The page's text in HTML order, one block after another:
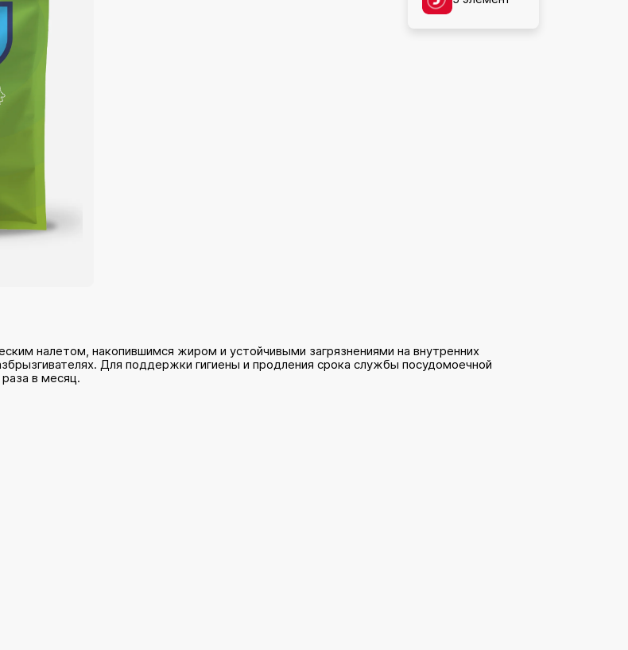
налетом, накопившимся жиром и устойчивыми загрязнениями на внутренних
Для поддержки гигиены и продления срока службы посудомоечной
в месяц.